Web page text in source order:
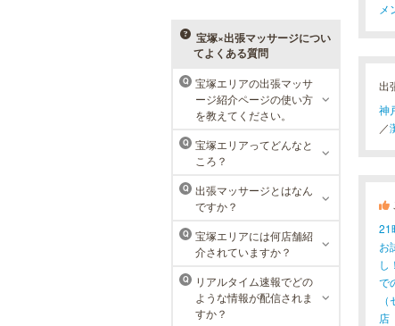
るクリニックになりました。
ラ・パルレ 神戸本店
ラ・パルレでは、脱毛、フェイシャ
ルや引き締め、アロマトリートメン
ト、本格的なダイエットコース等、
幅広いメニューでお客様の美を応
援。初めてで不安という方には、初
回限定体験コースも多数取り揃えて
宝塚×出張マッサージについ
てよくある質問
Q
宝塚エリアの出張マッサ
ージ紹介ページの使い方
を教えてください。
Q
宝塚エリアってどんなと
ころ？
Q
出張マッサージとはなん
ですか？
Q
宝塚エリアには何店舗紹
介されていますか？
Q
リアルタイム速報でどの
ような情報が配信されま
すか？
メ
出
神
／
21
お
し
で
店